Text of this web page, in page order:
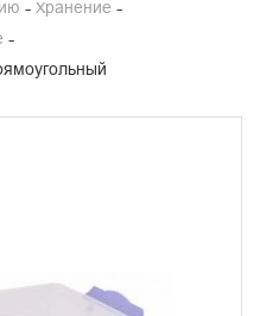
Хранение